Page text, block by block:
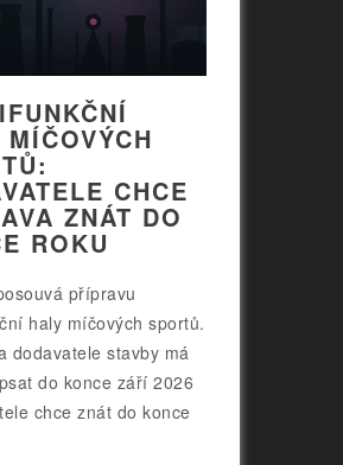
CHCE
ZNÁT DO
ROKU
přípravu
haly míčových sportů.
dodavatele stavby má
do konce září 2026
chce znát do konce